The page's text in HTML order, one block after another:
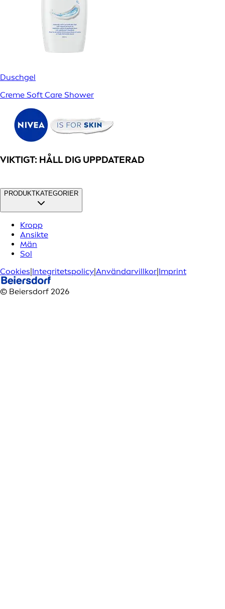
Duschgel
Creme Soft Care Shower
VIKTIGT: HÅLL DIG UPPDATERAD
PRODUKTKATEGORIER
Kropp
Ansikte
Män
Sol
Cookies|Integritetspolicy|Användarvillkor|Imprint
© Beiersdorf 2026